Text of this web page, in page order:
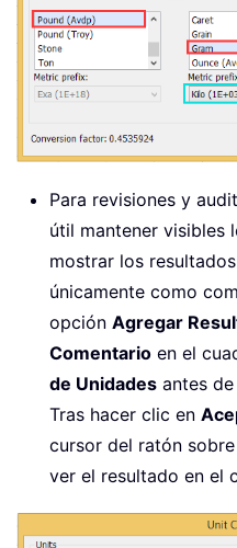
Para revisiones y
útil mantener visibles
mostrar los
únicamente como
opción Agregar
Comentario en el
de Unidades antes
Tras hacer clic en
cursor del ratón
ver el resultado en el